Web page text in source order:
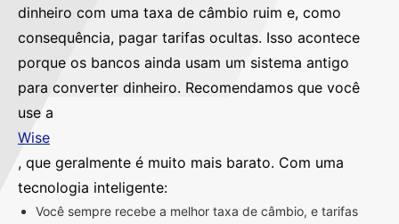
dinheiro com uma taxa de câmbio ruim e, como
consequência, pagar tarifas ocultas. Isso acontece
porque os bancos ainda usam um sistema antigo
para converter dinheiro. Recomendamos que você
use a
Wise
, que geralmente é muito mais barato. Com uma
tecnologia inteligente:
Você sempre recebe a melhor taxa de câmbio, e tarifas